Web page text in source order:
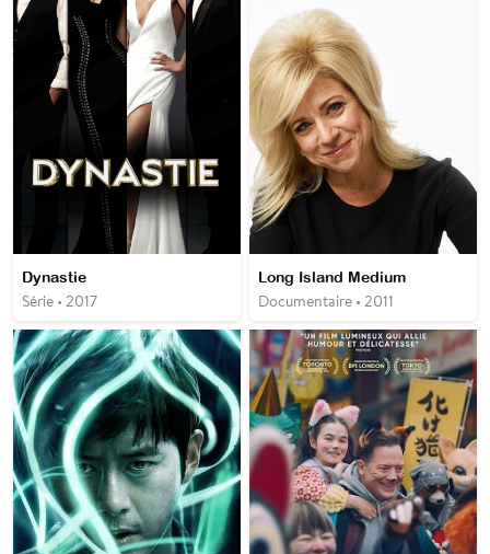
Dynastie
Série • 2017
Long Island Medium
Documentaire • 2011